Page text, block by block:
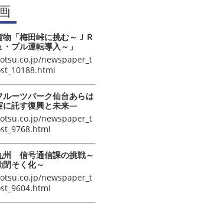
「梅田峠に挑む～ＪＲ
プル運転導入～」
newspaper_t
ーツパーク仙台あらは
に託す復興と未来―
newspaper_t
信号通信課の挑戦～
そく化～
newspaper_t